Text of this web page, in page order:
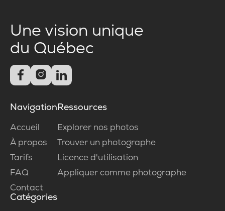
Une vision unique
du Québec
  
Navigation
Accueil
À propos
Tarifs
FAQ
Contact
Ressources
Explorer nos photos
Trouver un photographe
Licence d'utilisation
Appliquer comme photographe
Catégories